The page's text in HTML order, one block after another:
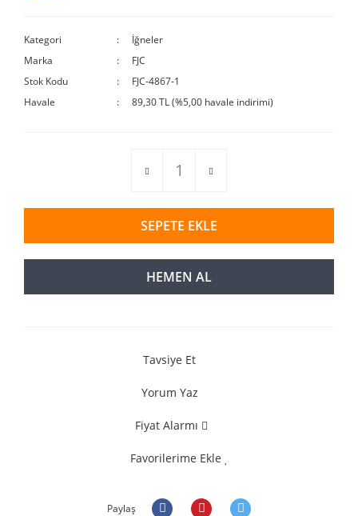
Kategori
İğneler
Marka
FJC
Stok Kodu
FJC-4867-1
Havale
89,30 TL (%5,00 havale indirimi)
SEPETE EKLE
HEMEN AL
Tavsiye Et
Yorum Yaz
Fiyat Alarmı
Favorilerime Ekle
Paylaş